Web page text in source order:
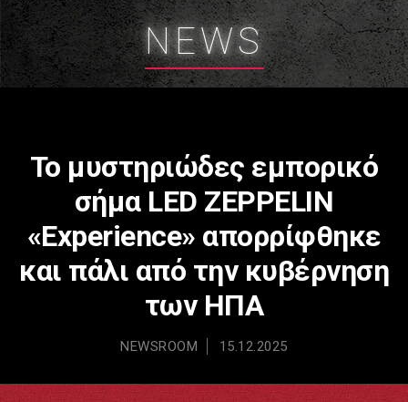
NEWS
Το μυστηριώδες εμπορικό
σήμα LED ZEPPELIN
«Experience» απορρίφθηκε
και πάλι από την κυβέρνηση
των ΗΠΑ
NEWSROOM 15.12.2025